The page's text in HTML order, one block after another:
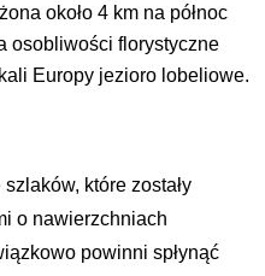
około 4 km na północ
osobliwości florystyczne
Europy jezioro lobeliowe.
które zostały
o nawierzchniach
powinni spłynąć